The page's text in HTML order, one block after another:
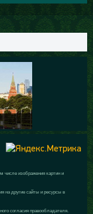
числе изображения картин и
на другие сайты и ресурсы в
согласия правообладателя.